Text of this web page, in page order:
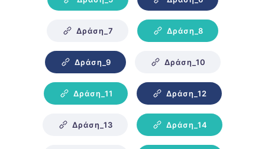
Δράση_7 Δράση_8
Δράση_9 Δράση_10
Δράση_11 Δράση_12
Δράση_13 Δράση_14